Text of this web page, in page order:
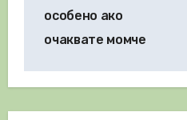
особено ако
очаквате момче